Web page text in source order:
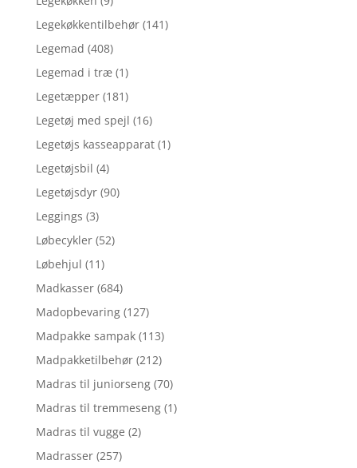
Legekøkkentilbehør (141)
Legemad (408)
Legemad i træ (1)
Legetæpper (181)
Legetøj med spejl (16)
Legetøjs kasseapparat (1)
Legetøjsbil (4)
Legetøjsdyr (90)
Leggings (3)
Løbecykler (52)
Løbehjul (11)
Madkasser (684)
Madopbevaring (127)
Madpakke sampak (113)
Madpakketilbehør (212)
Madras til juniorseng (70)
Madras til tremmeseng (1)
Madras til vugge (2)
Madrasser (257)